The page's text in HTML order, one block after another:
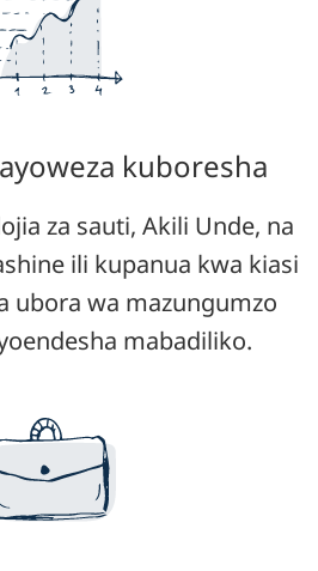
kuboresha
za sauti, Akili Unde, na
ili kupanua kwa kiasi
ubora wa mazungumzo
mabadiliko.